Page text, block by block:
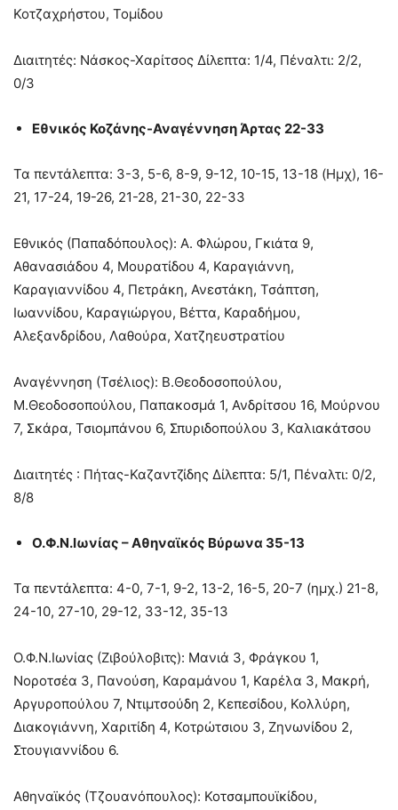
Κοτζαχρήστου, Τομίδου
Διαιτητές: Νάσκος-Χαρίτσος Δίλεπτα: 1/4, Πέναλτι: 2/2,
0/3
Εθνικός Κοζάνης-Αναγέννηση Άρτας 22-33
Τα πεντάλεπτα: 3-3, 5-6, 8-9, 9-12, 10-15, 13-18 (Ημχ), 16-
21, 17-24, 19-26, 21-28, 21-30, 22-33
Εθνικός (Παπαδόπουλος): Α. Φλώρου, Γκιάτα 9,
Αθανασιάδου 4, Μουρατίδου 4, Καραγιάννη,
Καραγιαννίδου 4, Πετράκη, Ανεστάκη, Τσάπτση,
Ιωαννίδου, Καραγιώργου, Βέττα, Καραδήμου,
Αλεξανδρίδου, Λαθούρα, Χατζηευστρατίου
Αναγέννηση (Τσέλιος): Β.Θεοδοσοπούλου,
Μ.Θεοδοσοπούλου, Παπακοσμά 1, Ανδρίτσου 16, Μούρνου
7, Σκάρα, Τσιομπάνου 6, Σπυριδοπούλου 3, Καλιακάτσου
Διαιτητές : Πήτας-Καζαντζίδης Δίλεπτα: 5/1, Πέναλτι: 0/2,
8/8
Ο.Φ.Ν.Ιωνίας – Αθηναϊκός Βύρωνα 35-13
Τα πεντάλεπτα: 4-0, 7-1, 9-2, 13-2, 16-5, 20-7 (ημχ.) 21-8,
24-10, 27-10, 29-12, 33-12, 35-13
Ο.Φ.Ν.Ιωνίας (Ζιβούλοβιτς): Μανιά 3, Φράγκου 1,
Νοροτσέα 3, Πανούση, Καραμάνου 1, Καρέλα 3, Μακρή,
Αργυροπούλου 7, Ντιμτσούδη 2, Κεπεσίδου, Κολλύρη,
Διακογιάννη, Χαριτίδη 4, Κοτρώτσιου 3, Ζηνωνίδου 2,
Στουγιαννίδου 6.
Αθηναϊκός (Τζουανόπουλος): Κοτσαμπουϊκίδου,